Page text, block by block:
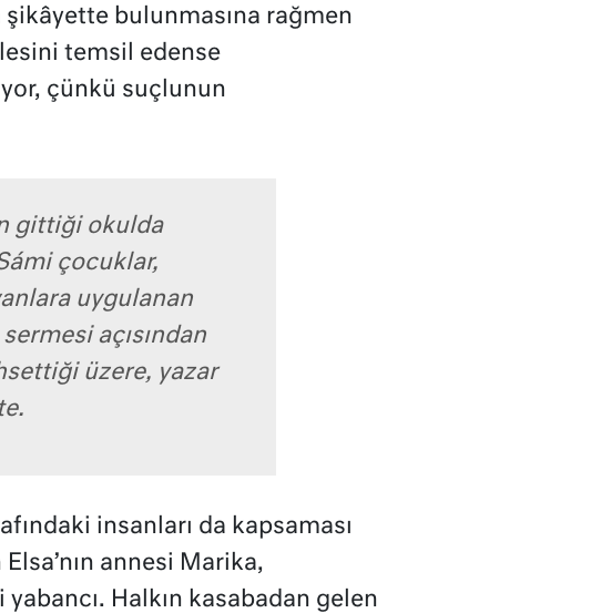
bulunmasına rağmen
temsil edense
çünkü suçlunun
gittiği okulda
çocuklar,
uygulanan
açısından
üzere, yazar
insanları da kapsaması
annesi Marika,
Halkın kasabadan gelen